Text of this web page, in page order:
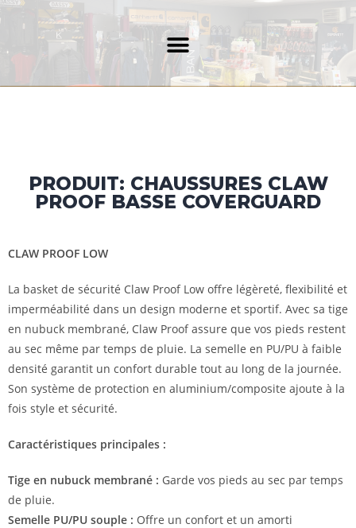
PRODUIT: CHAUSSURES CLAW
PROOF BASSE COVERGUARD
CLAW PROOF LOW
La basket de sécurité Claw Proof Low offre légèreté, flexibilité et
imperméabilité dans un design moderne et sportif. Avec sa tige
en nubuck membrané, Claw Proof assure que vos pieds restent
au sec même par temps de pluie. La semelle en PU/PU à faible
densité garantit un confort durable tout au long de la journée.
Son système de protection en aluminium/composite ajoute à la
fois style et sécurité.
Caractéristiques principales :
Tige en nubuck membrané : Garde vos pieds au sec par temps
de pluie.
Semelle PU/PU souple : Offre un confort et un amorti